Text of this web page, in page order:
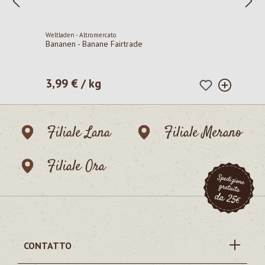
Weltladen - Altromercato
Bananen - Banane Fairtrade
Prezzo normale:
3,99 € / kg
Filiale Lana
Filiale Merano
Filiale Ora
CONTATTO